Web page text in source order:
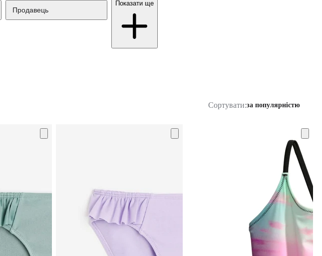
Продавець
Показати ще
Сортувати:за популярністю